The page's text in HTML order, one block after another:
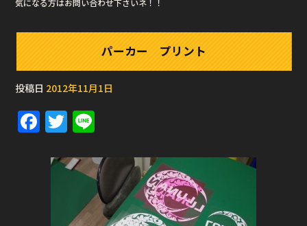
気になる方はお問い合わせ下さいネ！！
パーカー プリント
投稿日 2012年11月1日
F
a
c
T
w
it
te
r
e